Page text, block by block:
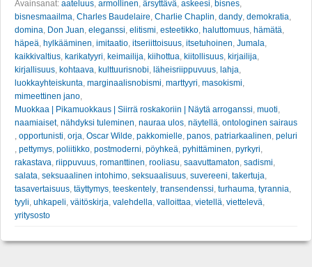
Avainsanat: aateluus armollinen ärsyttävä askeesi bisnes
bisnesmaailma Charles Baudelaire Charlie Chaplin dandy demokratia
domina Don Juan eleganssi elitismi esteetikko haluttomuus hämätä
häpeä hylkääminen imitaatio itseriittoisuus itsetuhoinen Jumala
kaikkivaltius karikatyyri keimailija kiihottua kiitollisuus kirjailija
kirjallisuus kohtaava kulttuurisnobi läheisriippuvuus lahja
luokkayhteiskunta marginaalisnobismi marttyyri masokismi
mimeettinen jano
Muokkaa | Pikamuokkaus | Siirrä roskakoriin | Näytä arroganssi muoti
naamiaiset, nähdyksi tuleminen nauraa ulos näytellä ontologinen sairaus
opportunisti orja Oscar Wilde pakkomielle panos patriarkaalinen peluri
pettymys poliitikko postmoderni pöyhkeä pyhittäminen pyrkyri
rakastava riippuvuus romanttinen rooliasu saavuttamaton sadismi
salata seksuaalinen intohimo seksuaalisuus suvereeni takertuja
tasavertaisuus täyttymys teeskentely transendenssi turhauma tyrannia
tyyli uhkapeli väitöskirja valehdella valloittaa vietellä viettelevä
yritysosto